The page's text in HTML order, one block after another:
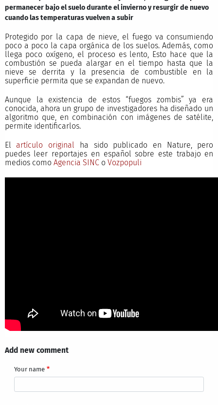
permanecer bajo el suelo durante el invierno y resurgir de nuevo
cuando las temperaturas vuelven a subir
Protegido por la capa de nieve, el fuego va consumiendo
poco a poco la capa orgánica de los suelos. Además, como
llega poco oxígeno, el proceso es lento, Esto hace que la
combustión se pueda alargar en el tiempo hasta que la
nieve se derrita y la presencia de combustible en la
superficie permita que se expandan de nuevo.
Aunque la existencia de estos “fuegos zombis” ya era
conocida, ahora un grupo de investigadores ha diseñado un
algoritmo que, en combinación con imágenes de satélite,
permite identificarlos.
El artículo original
ha sido publicado en Nature, pero
puedes leer reportajes en español sobre este trabajo en
medios como Agencia SINCo Vozpopuli
Add new comment
Your name